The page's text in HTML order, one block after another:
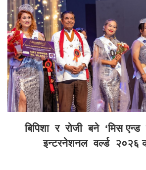
बिपिशा र रोजी बने ‘मिस
इन्टरनेशनल वर्ल्ड २०२६